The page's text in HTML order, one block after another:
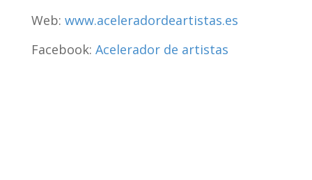
Web: www.aceleradordeartistas.es
Facebook: Acelerador de artistas